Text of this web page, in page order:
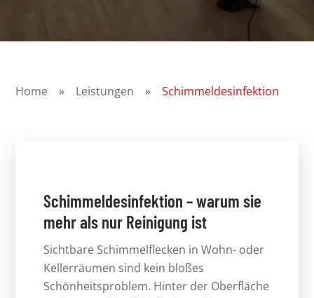
Home » Leistungen » Schimmeldesinfektion
Schimmeldesinfektion – warum sie
mehr als nur Reinigung ist
Sichtbare Schimmelflecken in Wohn- oder
Kellerräumen sind kein bloßes
Schönheitsproblem. Hinter der Oberfläche